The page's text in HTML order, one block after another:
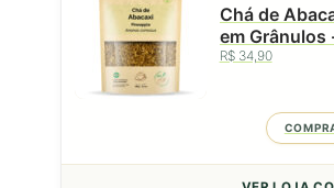
Chá de
em Grânulos
R$ 34,90